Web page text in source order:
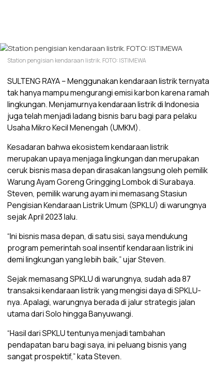
Station pengisian kendaraan listrik. FOTO: ISTIMEWA
SULTENG RAYA – Menggunakan kendaraan listrik ternyata
tak hanya mampu mengurangi emisi karbon karena ramah
lingkungan. Menjamurnya kendaraan listrik di Indonesia
juga telah menjadi ladang bisnis baru bagi para pelaku
Usaha Mikro Kecil Menengah (UMKM).
Kesadaran bahwa ekosistem kendaraan listrik
merupakan upaya menjaga lingkungan dan merupakan
ceruk bisnis masa depan dirasakan langsung oleh pemilik
Warung Ayam Goreng Gringging Lombok di Surabaya.
Steven, pemilik warung ayam ini memasang Stasiun
Pengisian Kendaraan Listrik Umum (SPKLU) di warungnya
sejak April 2023 lalu.
“Ini bisnis masa depan, di satu sisi, saya mendukung
program pemerintah soal insentif kendaraan listrik ini
demi lingkungan yang lebih baik,” ujar Steven.
Sejak memasang SPKLU di warungnya, sudah ada 87
transaksi kendaraan listrik yang mengisi daya di SPKLU-
nya. Apalagi, warungnya berada di jalur strategis jalan
utama dari Solo hingga Banyuwangi.
“Hasil dari SPKLU tentunya menjadi tambahan
pendapatan baru bagi saya, ini peluang bisnis yang
sangat prospektif,” kata Steven.